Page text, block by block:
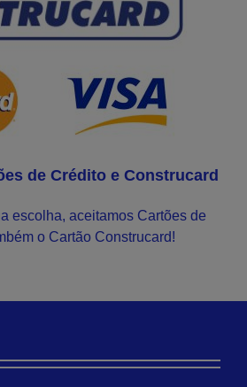
de Crédito e Construcard
escolha, aceitamos Cartões de
o Cartão Construcard!